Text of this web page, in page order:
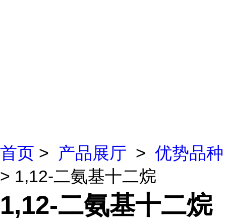
首页 > 产品展厅 > 优势品种
> 1,12-二氨基十二烷
1,12-二氨基十二烷